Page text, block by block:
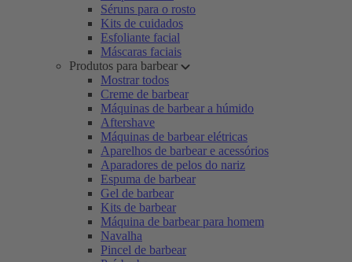
Séruns para o rosto
Kits de cuidados
Esfoliante facial
Máscaras faciais
Produtos para barbear
Mostrar todos
Creme de barbear
Máquinas de barbear a húmido
Aftershave
Máquinas de barbear elétricas
Aparelhos de barbear e acessórios
Aparadores de pelos do nariz
Espuma de barbear
Gel de barbear
Kits de barbear
Máquina de barbear para homem
Navalha
Pincel de barbear